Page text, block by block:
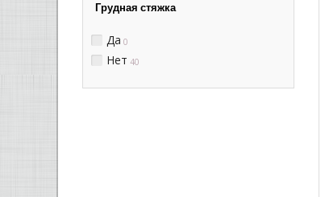
Грудная стяжка
Да 0
Нет 40